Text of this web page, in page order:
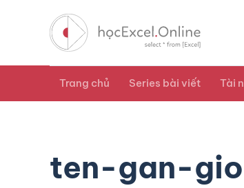
Trang chủ Series bài viết Tài
ten-gan-